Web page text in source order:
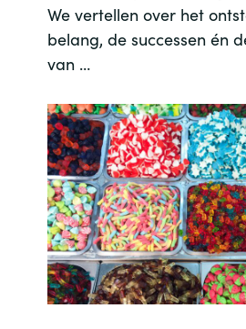
We vertellen over het
belang, de successen én
van …